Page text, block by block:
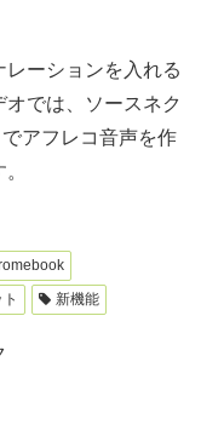
ーションを入れる
では、ソースネク
でアフレコ音声を作
新機能